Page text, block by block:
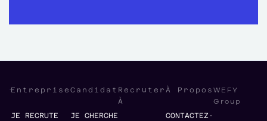
Entreprise
JE RECRUTE
Candidat
JE CHERCHE
Recruter
À
À Propos
CONTACTEZ-
WEFY
Group